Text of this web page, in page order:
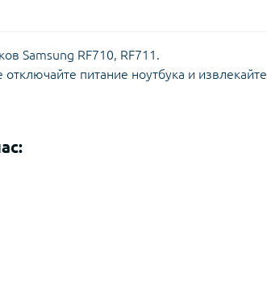
Samsung RF710, RF711.
питание ноутбука и извлекайте